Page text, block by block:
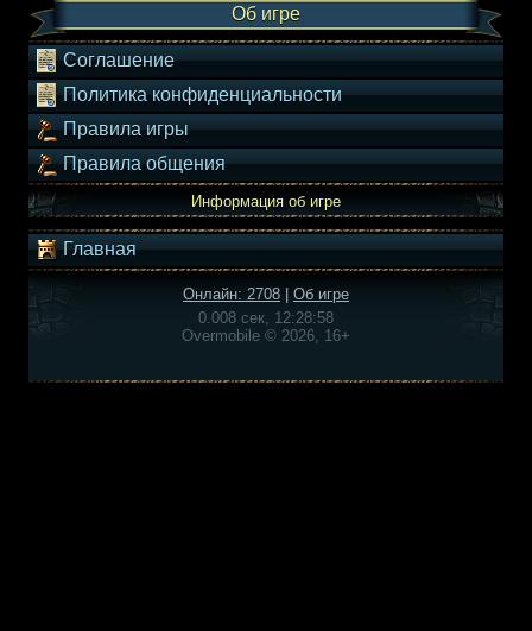
Об игре
Соглашение
Политика конфиденциальности
Правила игры
Правила общения
Информация об игре
Главная
Онлайн: 2708
Об игре
0.008 сек, 12:28:58
Overmobile © 2026, 16+